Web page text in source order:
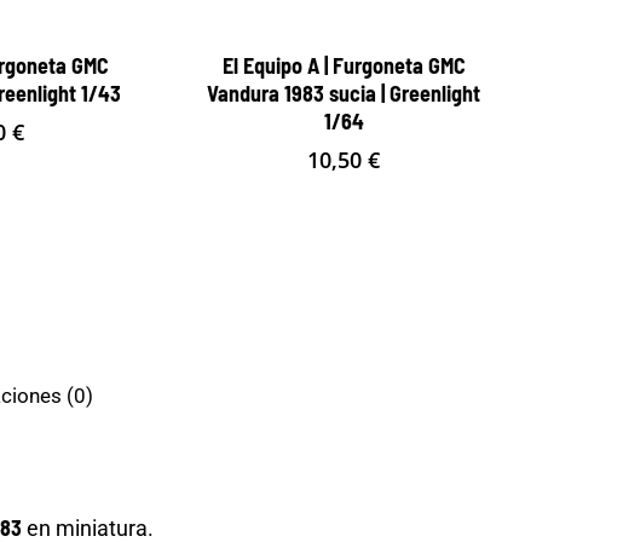
GMC
1/43
€
El Equipo A | Furgoneta GMC
Vandura 1983 sucia | Greenlight
1/64
10,50€
(0)
en miniatura.